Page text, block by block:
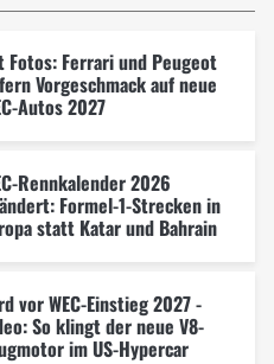
Fotos: Ferrari und Peugeot
Vorgeschmack auf neue
Autos 2027
Rennkalender 2026
Formel-1-Strecken in
statt Katar und Bahrain
vor WEC-Einstieg 2027 -
So klingt der neue V8-
im US-Hypercar